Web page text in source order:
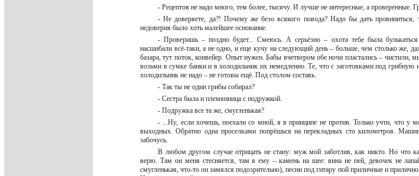
- Рецептов не надо много, тем более, тысячу. И лучше не интересные, а проверенные.
- Не доверяете, да?! Почему же безо всякого повода? Надо бы дать провиниться,
недоверия было хоть малейшее основание.
- Проверишь – поздно будет... Смеюсь. А серьёзно – охота тебе была
насшибали всё-таки, а не одно, и еще кучу на следующий день – больше, чем столько же,
базара, тут поток, конвейер. Опыт нужен. Бабы вчетвером обе ночи пластались – чистили,
возьми в сумке банки и в холодильник их немедленно. Те, что с заготовками под
холодильник не надо – не готовы ещё. Под столом составь.
- Так ты не один грибы собирал?
- Сестра была и племянница с подружкой.
- Подружка все та же, смугленькая?
- ...Ну, если хочешь, поехали со мной, я в принципе не против. Только учти, что у
выходных. Обратно одна проселками попрёшься на перекладных сто километров.
забочусь.
В любом другом случае отрицать не стану: муж мой заботлив, как никто. Но что
верю. Там он меня стесняется, там я ему – камень на шее: вина не пей, девочек не
смугленькая, что-то он замялся подозрительно), песни под гитару пой приличные и